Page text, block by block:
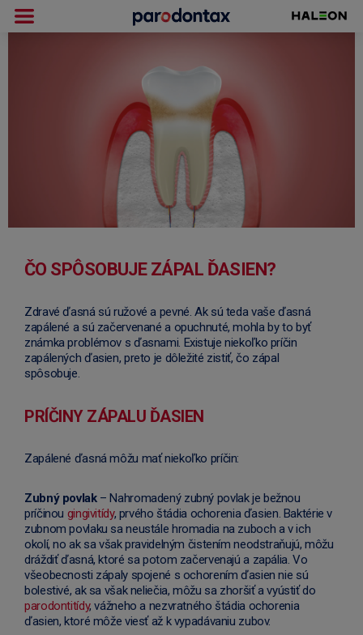
ČO SPÔSOBUJE ZÁPAL ĎASIEN?
Zdravé ďasná sú ružové a pevné. Ak sú teda vaše ďasná
zapálené a sú začervenané a opuchnuté, mohla by to byť
známka problémov s ďasnami. Existuje niekoľko príčin
zapálených ďasien, preto je dôležité zistiť, čo zápal
spôsobuje.
PRÍČINY ZÁPALU ĎASIEN
Zapálené ďasná môžu mať niekoľko príčin:
Zubný povlak– Nahromadený zubný povlak je bežnou
príčinou gingivitídy, prvého štádia ochorenia ďasien. Baktérie v
zubnom povlaku sa neustále hromadia na zuboch a v ich
okolí, no ak sa však pravidelným čistením neodstraňujú, môžu
dráždiť ďasná, ktoré sa potom začervenajú a zapália. Vo
všeobecnosti zápaly spojené s ochorením ďasien nie sú
bolestivé, ak sa však neliečia, môžu sa zhoršiť a vyústiť do
parodontitídy, vážneho a nezvratného štádia ochorenia
ďasien, ktoré môže viesť až k vypadávaniu zubov.